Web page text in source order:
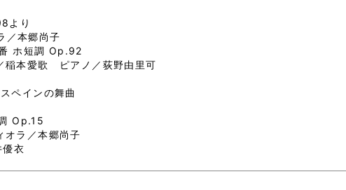
より
／本郷尚子
ホ短調 Op.92
本愛歌 ピアノ／荻野由里可
ペインの舞曲
Op.15
ラ／本郷尚子
衣